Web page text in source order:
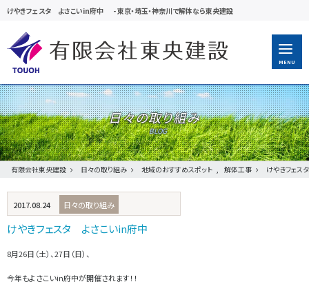
けやきフェスタ よさこいin府中 -東京・埼玉・神奈川で解体なら東央建設
MENU
日々の取り組み
有限会社東央建設 日々の取り組み 地域のおすすめスポット , 解体工事 けやきフェ
2017.08.24 日々の取り組み
けやきフェスタ よさこいin府中
8月26日（土）、27日（日）、
今年もよさこいin府中が開催されます！！